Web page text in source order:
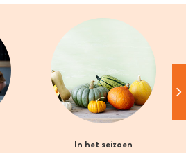
In het seizoen